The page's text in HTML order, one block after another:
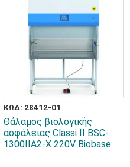
ΚΩΔ: 28412-01
Θάλαμος βιολογικής
ασφάλειας Classi II BSC-
1300IIA2-X 220V Biobase